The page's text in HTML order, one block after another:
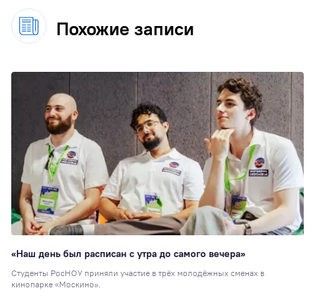
Похожие записи
«Наш день был расписан с утра до самого вечера»
Студенты РосНОУ приняли участие в трёх молодёжных сменах в
кинопарке «Москино».